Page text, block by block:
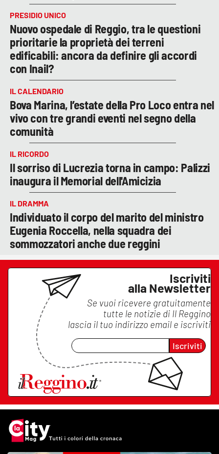
PRESIDIO UNICO
Nuovo ospedale di Reggio, tra le questioni
prioritarie la proprietà dei terreni
edificabili: ancora da definire gli accordi
con Inail?
IL CALENDARIO
Bova Marina, l’estate della Pro Loco entra nel
vivo con tre grandi eventi nel segno della
comunità
IL RICORDO
Il sorriso di Lucrezia torna in campo: Palizzi
inaugura il Memorial dell'Amicizia
IL DRAMMA
Individuato il corpo del marito del ministro
Eugenia Roccella, nella squadra dei
sommozzatori anche due reggini
Iscriviti
alla Newsletter
Se vuoi ricevere gratuitamente
tutte le notizie di Il Reggino
lascia il tuo indirizzo email e iscriviti
Iscriviti